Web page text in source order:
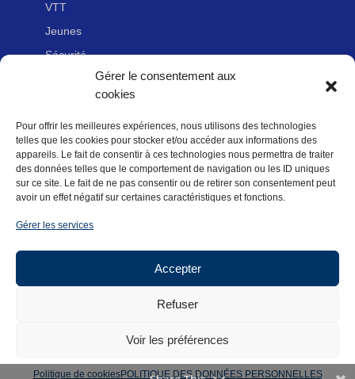
Gérer le consentement aux
cookies
Pour offrir les meilleures expériences, nous utilisons des technologies
telles que les cookies pour stocker et/ou accéder aux informations des
appareils. Le fait de consentir à ces technologies nous permettra de traiter
des données telles que le comportement de navigation ou les ID uniques
sur ce site. Le fait de ne pas consentir ou de retirer son consentement peut
avoir un effet négatif sur certaines caractéristiques et fonctions.
Gérer les services
Accepter
Refuser
Voir les préférences
Politique de cookiesPOLITIQUE DES DONNÉES PERSONNELLES
VTT
Jeunes
Sécurité
LIENS UTILES
Adhérer à la Fédération Française de cyclotourisme
Nous contacter
Newsletter
Mentions légales
Politique des données personnelles
Politique de cookies (UE)
Copyright FFVélo 2018